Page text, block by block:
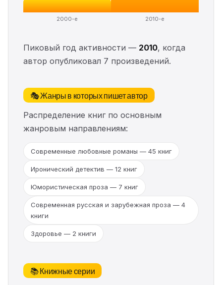
2000-е 2010-е
Пиковый год активности — 2010, когда
автор опубликовал 7 произведений.
🎭 Жанры в которых пишет автор
Распределение книг по основным
жанровым направлениям:
Современные любовные романы — 45 книг
Иронический детектив — 12 книг
Юмористическая проза — 7 книг
Современная русская и зарубежная проза — 4
книги
Здоровье — 2 книги
📚 Книжные серии